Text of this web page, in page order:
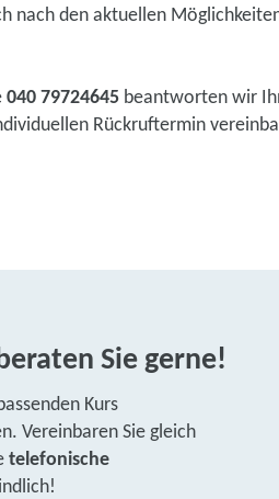
nach den aktuellen
040 79724645 beantworten wir
Rückruftermin
Sie gerne!
Kurs
Vereinbaren Sie gleich
telefonische